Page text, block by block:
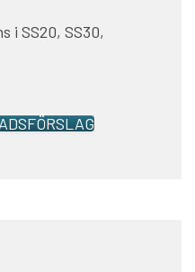
i SS20, SS30,